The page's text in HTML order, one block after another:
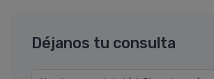
Déjanos tu consulta